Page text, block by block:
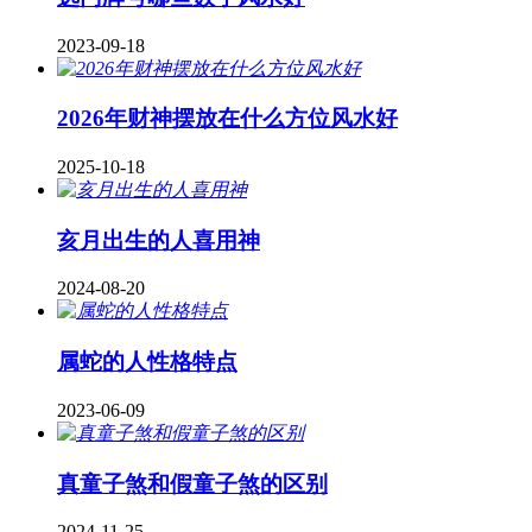
2023-09-18
2026年财神摆放在什么方位风水好
2025-10-18
亥月出生的人喜用神
2024-08-20
属蛇的人性格特点
2023-06-09
真童子煞和假童子煞的区别